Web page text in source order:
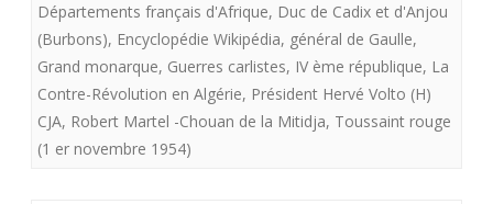
de
pied
noir,
Départements français d'Afrique, Duc de Cadix et d'Anjou
(Burbons), Encyclopédie Wikipédia, général de Gaulle,
Grand monarque, Guerres carlistes, IV ème république, La
Contre-Révolution en Algérie, Président Hervé Volto (H)
CJA, Robert Martel -Chouan de la Mitidja, Toussaint rouge
(1 er novembre 1954)